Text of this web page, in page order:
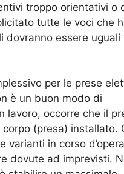
troppo orientativi o
tutte le voci che
dovranno essere uguali
per le prese
è un buon modo di
lavoro, occorre che il
(presa) installato.
varianti in corso
dovute ad imprevisti.